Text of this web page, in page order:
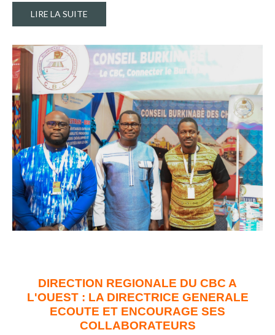
LIRE LA SUITE
DIRECTION REGIONALE DU CBC A
L'OUEST : LA DIRECTRICE GENERALE
ECOUTE ET ENCOURAGE SES
COLLABORATEURS